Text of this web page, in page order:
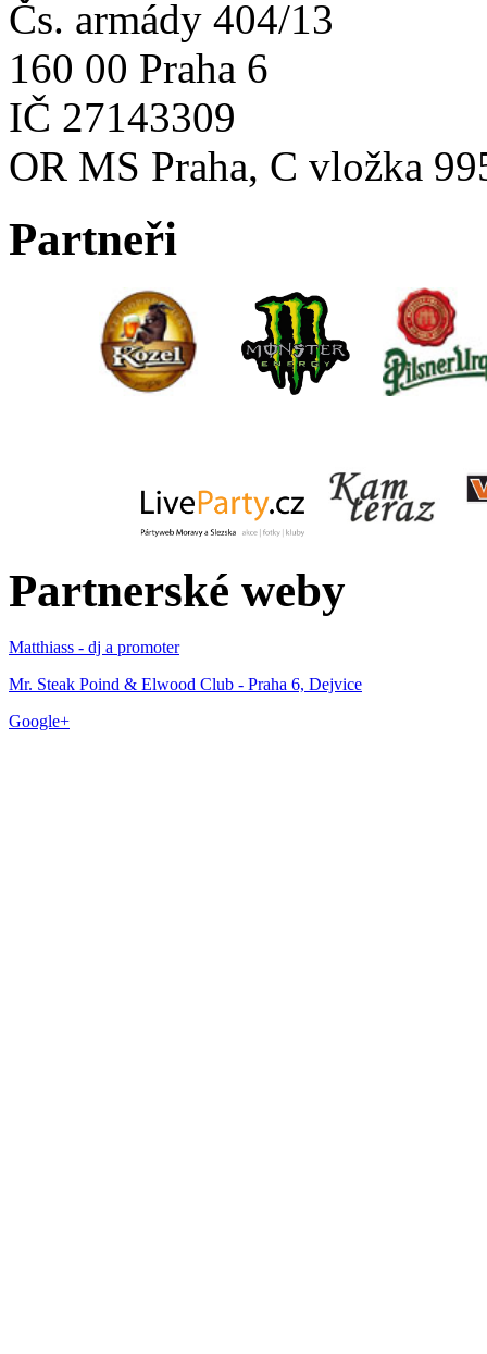
Čs. armády 404/13
160 00 Praha 6
IČ 27143309
OR MS Praha, C vložka
Partneři
Partnerské weby
Matthiass - dj a promoter
Mr. Steak Poind & Elwood Club - Praha 6, Dejvice
Google+